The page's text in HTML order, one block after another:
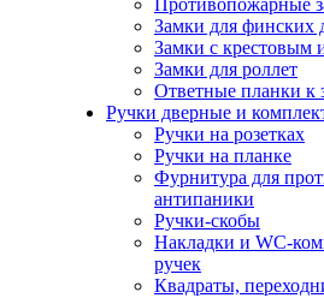
Противопожарные
Замки для финских
Замки с крестовым
Замки для роллет
Ответные планки к
Ручки дверные и
Ручки на розетках
Ручки на планке
Фурнитура для
антипаники
Ручки-скобы
Накладки и WC-
ручек
Квадраты,